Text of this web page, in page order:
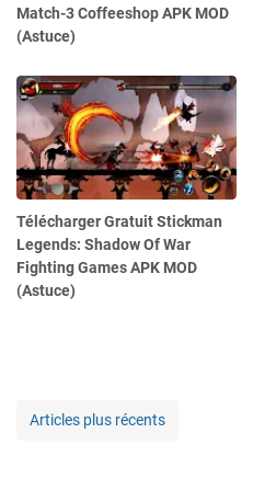
Match-3 Coffeeshop APK MOD
(Astuce)
Télécharger Gratuit Stickman
Legends: Shadow Of War
Fighting Games APK MOD
(Astuce)
Articles plus récents